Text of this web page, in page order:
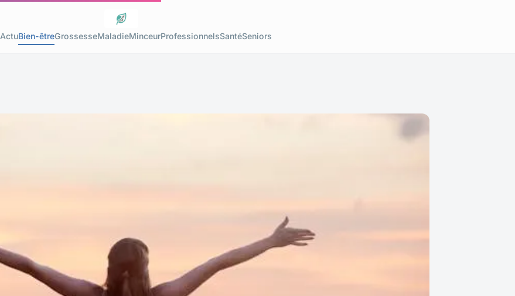
ActuBien-êtreGrossesseMaladieMinceurProfessionnelsSantéSeniors